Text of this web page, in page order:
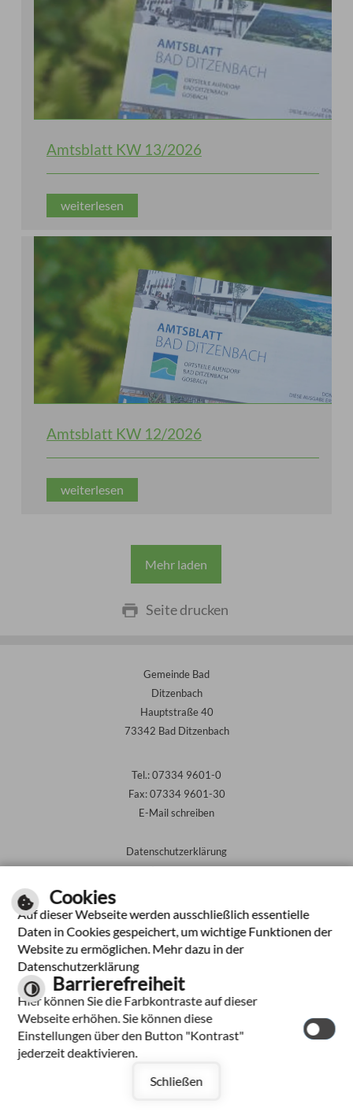
Amtsblatt KW 13/2026
weiterlesen
Amtsblatt KW 12/2026
weiterlesen
Mehr laden
Seite drucken
Gemeinde Bad
Ditzenbach
Hauptstraße 40
73342 Bad Ditzenbach
Tel.: 07334 9601-0
Fax: 07334 9601-30
E-Mail schreiben
Datenschutzerklärung
Impressum
Barrierefreiheit
Leichte Sprache
Gebärdensprache
Cookies
Auf dieser Webseite werden ausschließlich essentielle
Daten in Cookies gespeichert, um wichtige Funktionen der
Website zu ermöglichen. Mehr dazu in der
Datenschutzerklärung
Barrierefreiheit
Hier können Sie die Farbkontraste auf dieser
Webseite erhöhen. Sie können diese
Einstellungen über den Button "Kontrast"
jederzeit deaktivieren.
Schließen